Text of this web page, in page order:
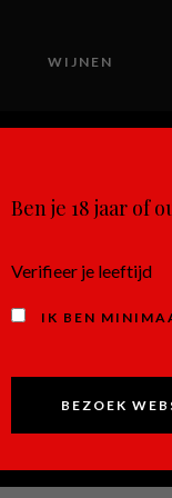
WIJNEN
Ben je 18 jaar of
Verifieer je leeftijd
IK BEN